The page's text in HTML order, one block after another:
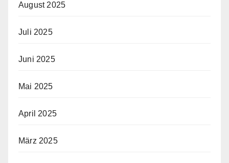
August 2025
Juli 2025
Juni 2025
Mai 2025
April 2025
März 2025